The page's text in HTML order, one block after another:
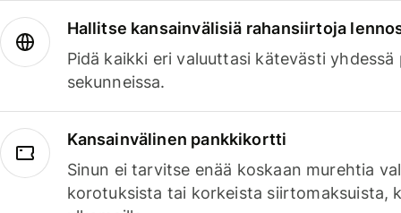
Hallitse kansainvälisiä rahansiirtoja
Pidä kaikki eri valuuttasi kätevästi yhdessä
sekunneissa.
Kansainvälinen pankkikortti
Sinun ei tarvitse enää koskaan murehtia
korotuksista tai korkeista siirtomaksuista,